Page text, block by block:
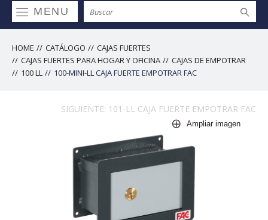
MENU
HOME CATÁLOGO
CAJAS FUERTES
CAJAS FUERTES PARA HOGAR Y OFICINA
CAJAS DE EMPOTRAR
100 LL
100-MINI-LL CAJA FUERTE EMPOTRAR FAC
SIGUIENTE: 101-LL CAJA FUERTE EMPOTRAR FAC